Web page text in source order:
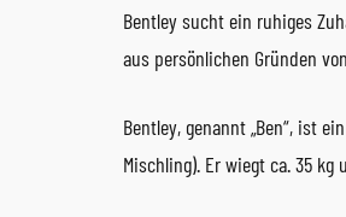
Bentley sucht ein ruhiges
aus persönlichen Gründen
Bentley, genannt „Ben“, ist
Mischling). Er wiegt ca. 35